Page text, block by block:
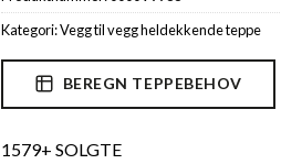
Kategori:Vegg til vegg heldekkende teppe
BEREGN TEPPEBEHOV
1579+ SOLGTE